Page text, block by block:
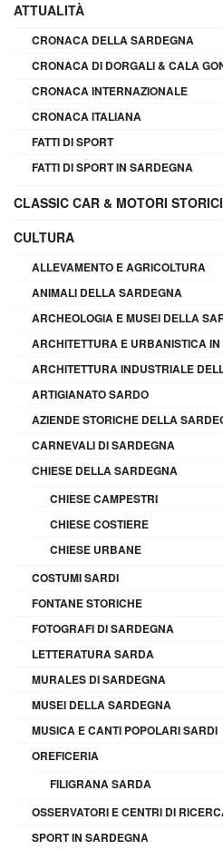
ATTUALITÀ
CRONACA DELLA SARDEGNA
CRONACA DI DORGALI & CALA
CRONACA INTERNAZIONALE
CRONACA ITALIANA
FATTI DI SPORT
FATTI DI SPORT IN SARDEGNA
CLASSIC CAR & MOTORI STORICI
CULTURA
ALLEVAMENTO E AGRICOLTURA
ANIMALI DELLA SARDEGNA
ARCHEOLOGIA E MUSEI DELLA
ARCHITETTURA E URBANISTICA
ARCHITETTURA INDUSTRIALE
ARTIGIANATO SARDO
AZIENDE STORICHE DELLA
CARNEVALI DI SARDEGNA
CHIESE DELLA SARDEGNA
CHIESE CAMPESTRI
CHIESE COSTIERE
CHIESE URBANE
COSTUMI SARDI
FONTANE STORICHE
FOTOGRAFI DI SARDEGNA
LETTERATURA SARDA
MURALES DI SARDEGNA
MUSEI DELLA SARDEGNA
MUSICA E CANTI POPOLARI SARDI
OREFICERIA
FILIGRANA SARDA
OSSERVATORI E CENTRI DI
SPORT IN SARDEGNA